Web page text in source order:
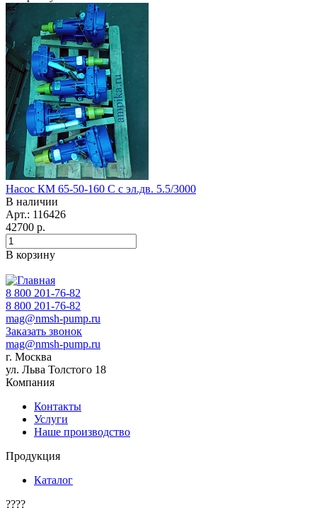
Насос КМ 65-50-160 С с эл.дв. 5.5/3000
В наличии
Арт.: 116426
42700 р.
В корзину
8 800 201-76-82
8 800 201-76-82
mag@nmsh-pump.ru
Заказать звонок
mag@nmsh-pump.ru
г. Москва
ул. Льва Толстого 18
Компания
Контакты
Услуги
Наше производство
Продукция
Каталог
????